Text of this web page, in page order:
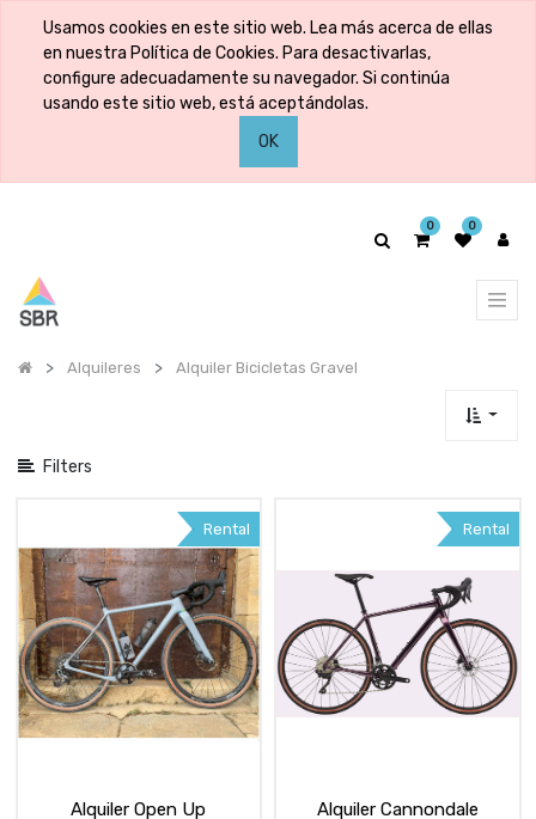
Usamos cookies en este sitio web. Lea más acerca de ellas
en nuestra Política de Cookies. Para desactivarlas,
configure adecuadamente su navegador. Si continúa
usando este sitio web, está aceptándolas.
OK
0 0
Alquileres Alquiler Bicicletas Gravel
Filters
Mostrar
categorías
Rental
Alquiler Open Up
Rental
Alquiler Cannondale